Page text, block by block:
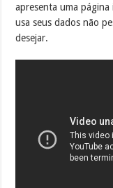
apresenta uma
usa seus dados não
desejar.